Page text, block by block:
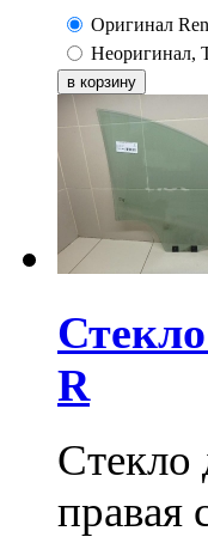
Оригинал
Неоригинал,
R
Стекло
правая